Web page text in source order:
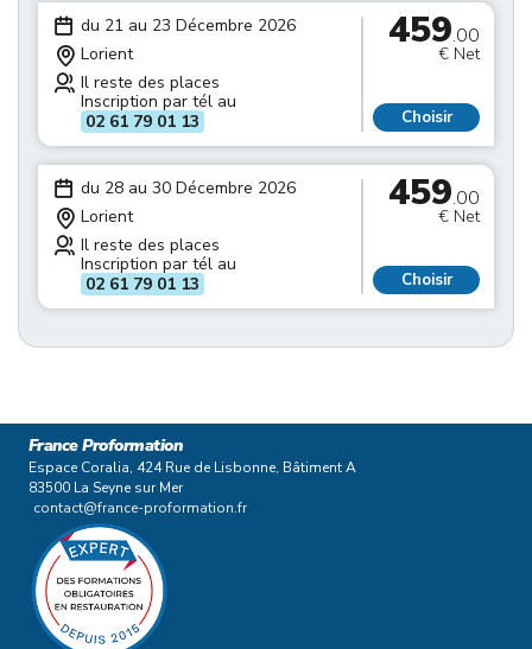
du 21 au 23 Décembre 2026
Lorient
Il reste des places
Inscription par tél au
02 61 79 01 13
459.00
€ Net
Choisir
du 28 au 30 Décembre 2026
Lorient
Il reste des places
Inscription par tél au
02 61 79 01 13
459.00
€ Net
Choisir
France Proformation
Espace Coralia, 424 Rue de Lisbonne, Bâtiment A
83500 La Seyne sur Mer
contact@france-proformation.fr